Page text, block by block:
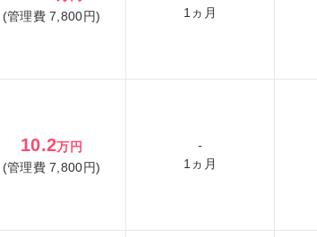
(管理費 7,800円)
1ヵ月
10.2万円
(管理費 7,800円)
-
1ヵ月